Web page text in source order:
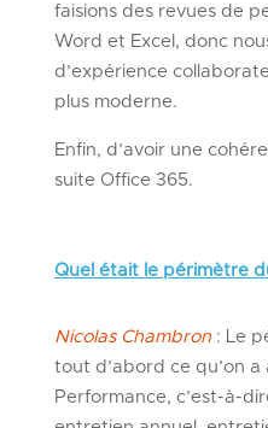
faisions des revues de
Word et Excel, donc
d’expérience
plus moderne.
Enfin, d’avoir une
suite Office 365.
Quel était le périmètre
Nicolas Chambron : Le
tout d’abord ce qu’on
Performance, c’est-à-